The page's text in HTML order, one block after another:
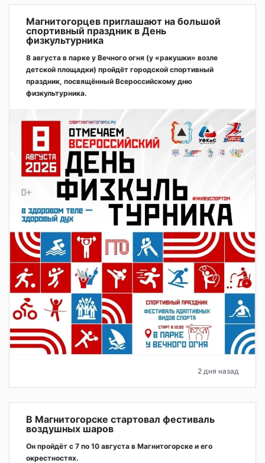
Магнитогорцев приглашают на большой
спортивный праздник в День
физкультурника
8 августа в парке у Вечного огня (у «ракушки» возле
детской площадки) пройдёт городской спортивный
праздник, посвящённый Всероссийскому дню
физкультурника.
2 дня назад
В Магнитогорске стартовал фестиваль
воздушных шаров
Он пройдёт с 7 по 10 августа в Магнитогорске и его
окрестностях.